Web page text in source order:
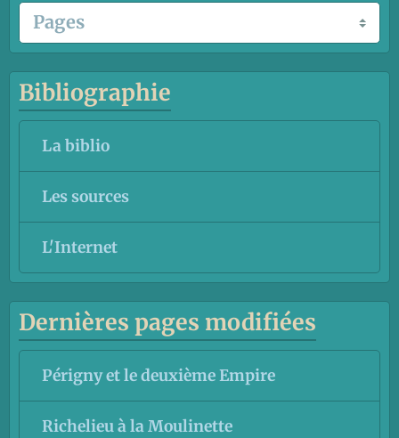
Bibliographie
La biblio
Les sources
L'Internet
Dernières pages modifiées
Périgny et le deuxième Empire
Richelieu à la Moulinette